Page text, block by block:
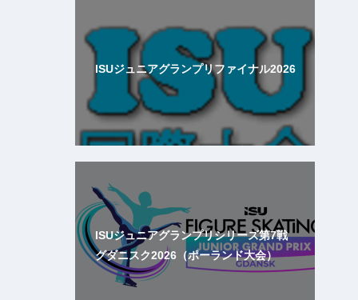
ISUジュニアグランプリファイナル2026
ISUジュニアグランプリシリーズ第7戦
グダニスク2026（ポーランド大会）